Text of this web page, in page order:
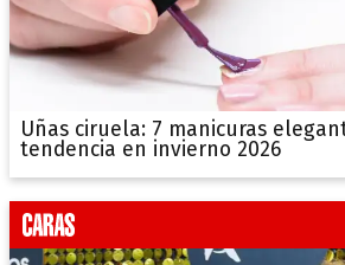
Uñas ciruela: 7 manicuras
tendencia en invierno 2026